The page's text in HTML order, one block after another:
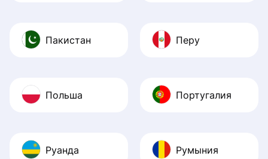
Пакистан Перу
Польша Португалия
Руанда Румыния